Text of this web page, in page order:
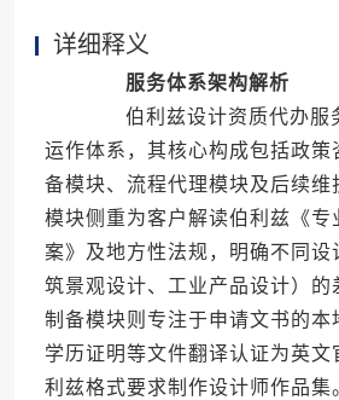
详细释义
服务体系架构解析
伯利兹设计资质代办服
运作体系，其核心构成包括政策
备模块、流程代理模块及后续维
模块侧重为客户解读伯利兹《专
案》及地方性法规，明确不同设
筑景观设计、工业产品设计）的
制备模块则专注于申请文书的本
学历证明等文件翻译认证为英文
利兹格式要求制作设计师作品集